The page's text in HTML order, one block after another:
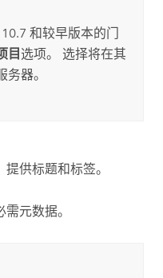
10.7 和较早版本的门
目 选项。 选择将在其
器。
供标题和标签。
元数据。